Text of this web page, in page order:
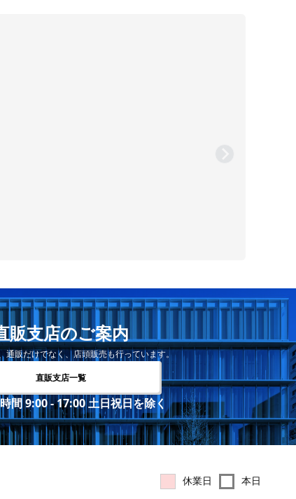
販支店のご案内
通販だけでなく、店頭販売も行っています。
直販支店一覧
間 9:00 - 17:00 土日祝日を除く
休業日 本日